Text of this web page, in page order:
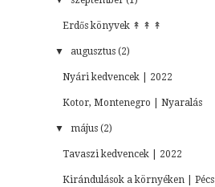
Erdős könyvek ↟ ↟ ↟
▼ augusztus (2)
Nyári kedvencek | 2022
Kotor, Montenegro | Nyaralás
▼ május (2)
Tavaszi kedvencek | 2022
Kirándulások a környéken | Pécs